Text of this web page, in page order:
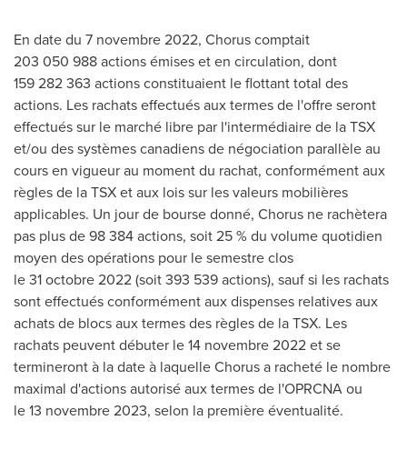
En date du 7 novembre 2022, Chorus comptait
203 050 988 actions émises et en circulation, dont
159 282 363 actions constituaient le flottant total des
actions. Les rachats effectués aux termes de l'offre seront
effectués sur le marché libre par l'intermédiaire de la TSX
et/ou des systèmes canadiens de négociation parallèle au
cours en vigueur au moment du rachat, conformément aux
règles de la TSX et aux lois sur les valeurs mobilières
applicables. Un jour de bourse donné, Chorus ne rachètera
pas plus de 98 384 actions, soit 25 % du volume quotidien
moyen des opérations pour le semestre clos
le 31 octobre 2022 (soit 393 539 actions), sauf si les rachats
sont effectués conformément aux dispenses relatives aux
achats de blocs aux termes des règles de la TSX. Les
rachats peuvent débuter le 14 novembre 2022 et se
termineront à la date à laquelle Chorus a racheté le nombre
maximal d'actions autorisé aux termes de l'OPRCNA ou
le 13 novembre 2023, selon la première éventualité.